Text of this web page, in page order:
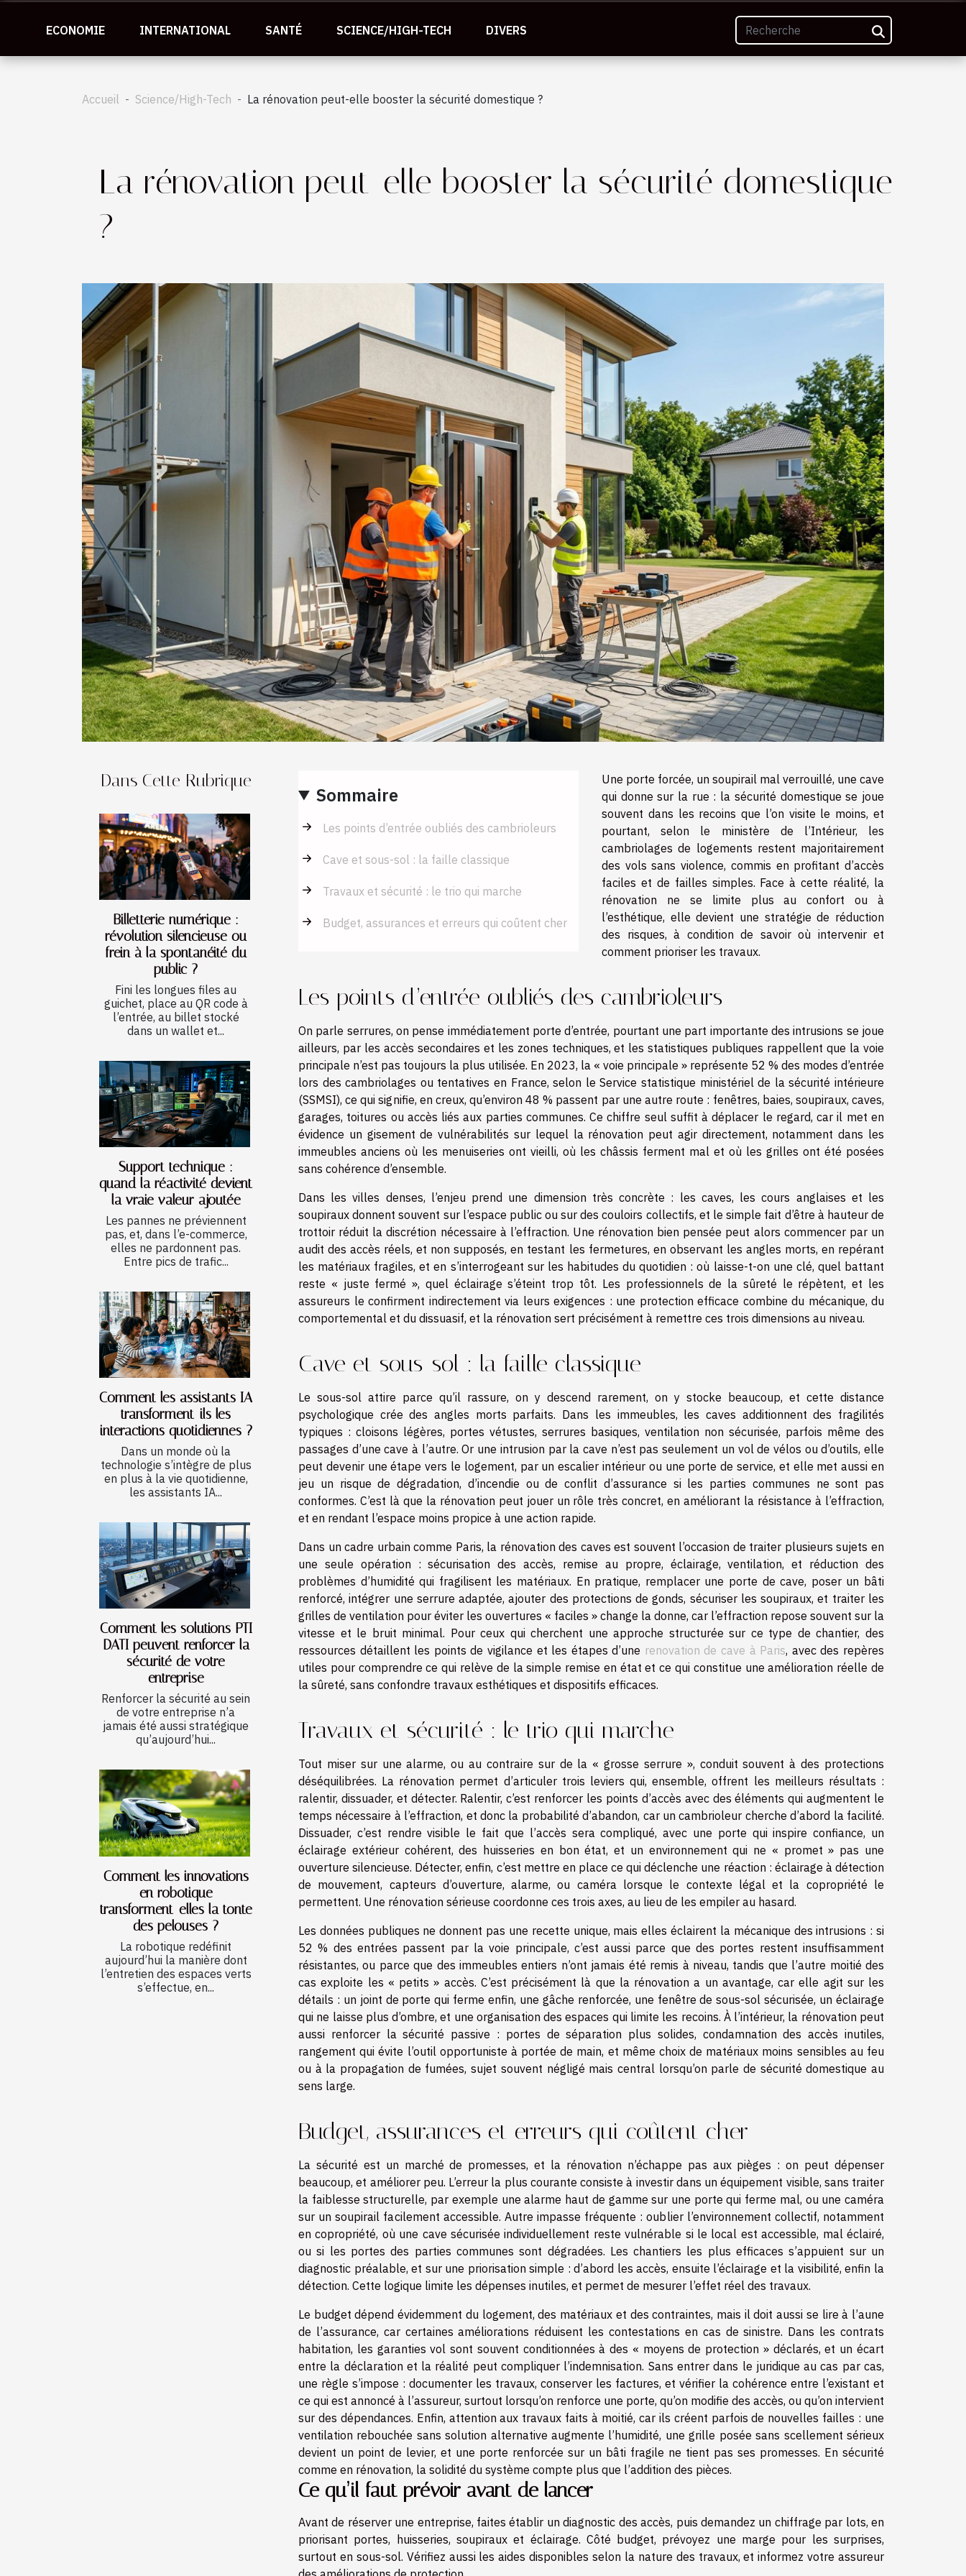
ECONOMIE INTERNATIONAL SANTÉ SCIENCE/HIGH-TECH DIVERS
Accueil Science/High-Tech La rénovation peut-elle booster la sécurité domestique ?
La rénovation peut-elle booster la sécurité domestique
?
Dans Cette Rubrique
Billetterie numérique :
révolution silencieuse ou
frein à la spontanéité du
public ?
Fini les longues files au
guichet, place au QR code à
l’entrée, au billet stocké
dans un wallet et...
Support technique :
quand la réactivité devient
la vraie valeur ajoutée
Les pannes ne préviennent
pas, et, dans l’e-commerce,
elles ne pardonnent pas.
Entre pics de trafic...
Comment les assistants IA
transforment-ils les
interactions quotidiennes ?
Dans un monde où la
technologie s’intègre de plus
en plus à la vie quotidienne,
les assistants IA...
Comment les solutions PTI
DATI peuvent renforcer la
sécurité de votre
entreprise
Renforcer la sécurité au sein
de votre entreprise n’a
jamais été aussi stratégique
qu’aujourd’hui...
Comment les innovations
en robotique
transforment-elles la tonte
des pelouses ?
La robotique redéfinit
aujourd’hui la manière dont
l’entretien des espaces verts
s’effectue, en...
Sommaire
Les points d’entrée oubliés des cambrioleurs
Cave et sous-sol : la faille classique
Travaux et sécurité : le trio qui marche
Budget, assurances et erreurs qui coûtent cher
Une porte forcée, un soupirail mal verrouillé, une cave
qui donne sur la rue : la sécurité domestique se joue
souvent dans les recoins que l’on visite le moins, et
pourtant, selon le ministère de l’Intérieur, les
cambriolages de logements restent majoritairement
des vols sans violence, commis en profitant d’accès
faciles et de failles simples. Face à cette réalité, la
rénovation ne se limite plus au confort ou à
l’esthétique, elle devient une stratégie de réduction
des risques, à condition de savoir où intervenir et
comment prioriser les travaux.
Les points d’entrée oubliés des cambrioleurs
On parle serrures, on pense immédiatement porte d’entrée, pourtant une part importante des intrusions se joue
ailleurs, par les accès secondaires et les zones techniques, et les statistiques publiques rappellent que la voie
principale n’est pas toujours la plus utilisée. En 2023, la « voie principale » représente 52 % des modes d’entrée
lors des cambriolages ou tentatives en France, selon le Service statistique ministériel de la sécurité intérieure
(SSMSI), ce qui signifie, en creux, qu’environ 48 % passent par une autre route : fenêtres, baies, soupiraux, caves,
garages, toitures ou accès liés aux parties communes. Ce chiffre seul suffit à déplacer le regard, car il met en
évidence un gisement de vulnérabilités sur lequel la rénovation peut agir directement, notamment dans les
immeubles anciens où les menuiseries ont vieilli, où les châssis ferment mal et où les grilles ont été posées
sans cohérence d’ensemble.
Dans les villes denses, l’enjeu prend une dimension très concrète : les caves, les cours anglaises et les
soupiraux donnent souvent sur l’espace public ou sur des couloirs collectifs, et le simple fait d’être à hauteur de
trottoir réduit la discrétion nécessaire à l’effraction. Une rénovation bien pensée peut alors commencer par un
audit des accès réels, et non supposés, en testant les fermetures, en observant les angles morts, en repérant
les matériaux fragiles, et en s’interrogeant sur les habitudes du quotidien : où laisse-t-on une clé, quel battant
reste « juste fermé », quel éclairage s’éteint trop tôt. Les professionnels de la sûreté le répètent, et les
assureurs le confirment indirectement via leurs exigences : une protection efficace combine du mécanique, du
comportemental et du dissuasif, et la rénovation sert précisément à remettre ces trois dimensions au niveau.
Cave et sous-sol : la faille classique
Le sous-sol attire parce qu’il rassure, on y descend rarement, on y stocke beaucoup, et cette distance
psychologique crée des angles morts parfaits. Dans les immeubles, les caves additionnent des fragilités
typiques : cloisons légères, portes vétustes, serrures basiques, ventilation non sécurisée, parfois même des
passages d’une cave à l’autre. Or une intrusion par la cave n’est pas seulement un vol de vélos ou d’outils, elle
peut devenir une étape vers le logement, par un escalier intérieur ou une porte de service, et elle met aussi en
jeu un risque de dégradation, d’incendie ou de conflit d’assurance si les parties communes ne sont pas
conformes. C’est là que la rénovation peut jouer un rôle très concret, en améliorant la résistance à l’effraction,
et en rendant l’espace moins propice à une action rapide.
Dans un cadre urbain comme Paris, la rénovation des caves est souvent l’occasion de traiter plusieurs sujets en
une seule opération : sécurisation des accès, remise au propre, éclairage, ventilation, et réduction des
problèmes d’humidité qui fragilisent les matériaux. En pratique, remplacer une porte de cave, poser un bâti
renforcé, intégrer une serrure adaptée, ajouter des protections de gonds, sécuriser les soupiraux, et traiter les
grilles de ventilation pour éviter les ouvertures « faciles » change la donne, car l’effraction repose souvent sur la
vitesse et le bruit minimal. Pour ceux qui cherchent une approche structurée sur ce type de chantier, des
ressources détaillent les points de vigilance et les étapes d’une renovation de cave à Paris, avec des repères
utiles pour comprendre ce qui relève de la simple remise en état et ce qui constitue une amélioration réelle de
la sûreté, sans confondre travaux esthétiques et dispositifs efficaces.
Travaux et sécurité : le trio qui marche
Tout miser sur une alarme, ou au contraire sur de la « grosse serrure », conduit souvent à des protections
déséquilibrées. La rénovation permet d’articuler trois leviers qui, ensemble, offrent les meilleurs résultats :
ralentir, dissuader, et détecter. Ralentir, c’est renforcer les points d’accès avec des éléments qui augmentent le
temps nécessaire à l’effraction, et donc la probabilité d’abandon, car un cambrioleur cherche d’abord la facilité.
Dissuader, c’est rendre visible le fait que l’accès sera compliqué, avec une porte qui inspire confiance, un
éclairage extérieur cohérent, des huisseries en bon état, et un environnement qui ne « promet » pas une
ouverture silencieuse. Détecter, enfin, c’est mettre en place ce qui déclenche une réaction : éclairage à détection
de mouvement, capteurs d’ouverture, alarme, ou caméra lorsque le contexte légal et la copropriété le
permettent. Une rénovation sérieuse coordonne ces trois axes, au lieu de les empiler au hasard.
Les données publiques ne donnent pas une recette unique, mais elles éclairent la mécanique des intrusions : si
52 % des entrées passent par la voie principale, c’est aussi parce que des portes restent insuffisamment
résistantes, ou parce que des immeubles entiers n’ont jamais été remis à niveau, tandis que l’autre moitié des
cas exploite les « petits » accès. C’est précisément là que la rénovation a un avantage, car elle agit sur les
détails : un joint de porte qui ferme enfin, une gâche renforcée, une fenêtre de sous-sol sécurisée, un éclairage
qui ne laisse plus d’ombre, et une organisation des espaces qui limite les recoins. À l’intérieur, la rénovation peut
aussi renforcer la sécurité passive : portes de séparation plus solides, condamnation des accès inutiles,
rangement qui évite l’outil opportuniste à portée de main, et même choix de matériaux moins sensibles au feu
ou à la propagation de fumées, sujet souvent négligé mais central lorsqu’on parle de sécurité domestique au
sens large.
Budget, assurances et erreurs qui coûtent cher
La sécurité est un marché de promesses, et la rénovation n’échappe pas aux pièges : on peut dépenser
beaucoup, et améliorer peu. L’erreur la plus courante consiste à investir dans un équipement visible, sans traiter
la faiblesse structurelle, par exemple une alarme haut de gamme sur une porte qui ferme mal, ou une caméra
sur un soupirail facilement accessible. Autre impasse fréquente : oublier l’environnement collectif, notamment
en copropriété, où une cave sécurisée individuellement reste vulnérable si le local est accessible, mal éclairé,
ou si les portes des parties communes sont dégradées. Les chantiers les plus efficaces s’appuient sur un
diagnostic préalable, et sur une priorisation simple : d’abord les accès, ensuite l’éclairage et la visibilité, enfin la
détection. Cette logique limite les dépenses inutiles, et permet de mesurer l’effet réel des travaux.
Le budget dépend évidemment du logement, des matériaux et des contraintes, mais il doit aussi se lire à l’aune
de l’assurance, car certaines améliorations réduisent les contestations en cas de sinistre. Dans les contrats
habitation, les garanties vol sont souvent conditionnées à des « moyens de protection » déclarés, et un écart
entre la déclaration et la réalité peut compliquer l’indemnisation. Sans entrer dans le juridique au cas par cas,
une règle s’impose : documenter les travaux, conserver les factures, et vérifier la cohérence entre l’existant et
ce qui est annoncé à l’assureur, surtout lorsqu’on renforce une porte, qu’on modifie des accès, ou qu’on intervient
sur des dépendances. Enfin, attention aux travaux faits à moitié, car ils créent parfois de nouvelles failles : une
ventilation rebouchée sans solution alternative augmente l’humidité, une grille posée sans scellement sérieux
devient un point de levier, et une porte renforcée sur un bâti fragile ne tient pas ses promesses. En sécurité
comme en rénovation, la solidité du système compte plus que l’addition des pièces.
Ce qu’il faut prévoir avant de lancer
Avant de réserver une entreprise, faites établir un diagnostic des accès, puis demandez un chiffrage par lots, en
priorisant portes, huisseries, soupiraux et éclairage. Côté budget, prévoyez une marge pour les surprises,
surtout en sous-sol. Vérifiez aussi les aides disponibles selon la nature des travaux, et informez votre assureur